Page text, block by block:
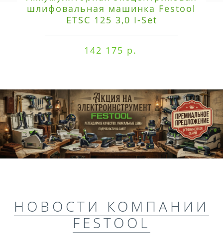
шлифовальная машинка Festool
ETSC 125 3,0 I-Set
142 175 р.
НОВОСТИ КОМПАНИИ
FESTOOL